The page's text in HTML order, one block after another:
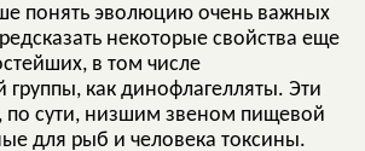
понять эволюцию очень важных
некоторые свойства еще
в том числе
как динофлагелляты. Эти
по сути, низшим звеном пищевой
для рыб и человека токсины.